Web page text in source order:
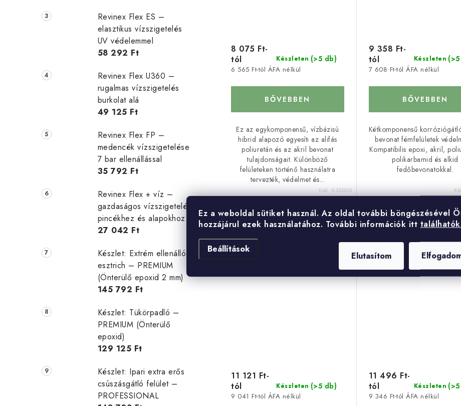
Ez a weboldal sütiket használ. Az oldal további böngészésével
hozzájárul ezek használatához. További információk itt
Beállítások
Elutasítom
Revinex Flex ES –
elasztikus vízszigetelés
UV védelemmel
58 292 Ft
Revinex Flex U360 –
rugalmas vízszigetelés
burkolat alá
49 125 Ft
Revinex Flex FP –
medencék vízszigetelése
7 bar ellenállással
35 792 Ft
Revinex Flex + víz –
gazdaságos vízszigetelés
pincékhez és alapokhoz
27 042 Ft
Készlet: Extrém ellenálló
esztrich – PREMIUM
(Önterülő epoxid 2 mm)
145 792 Ft
Készlet: Tükörpadló –
PREMIUM (Önterülő
epoxid)
129 125 Ft
Készlet: Ipari extra erős
csúszásgátló felület –
PROFESSIONAL
Készleten (>5 db)
6 565 Ft-tól ÁFA nélkül
8 075 Ft-
tól
BŐVEBBEN
Ez az egykomponensű, vízbázisú
hibrid alapozó egyesíti az alifás
poliuretán és az akril bevonat
tulajdonságait. Különböző
felületeken történő használatra
tervezték, védelmet és...
Kód: 9-332203
Készleten
7 608 Ft-tól ÁFA nélkül
9 358 Ft-
tól
BŐVEBBEN
Kétkomponensű
bevonat fémfelületek
Kompatibilis epoxi, akril,
polikarbamid és alkid
fedőbevonatokkal.
Acqua Primer NP - vízbázisú
Készleten (>5 db)
9 041 Ft-tól ÁFA nélkül
11 121 Ft-
tól
Epoxol primer –
alapozó
Készleten
9 346 Ft-tól ÁFA nélkül
11 496 Ft-
tól